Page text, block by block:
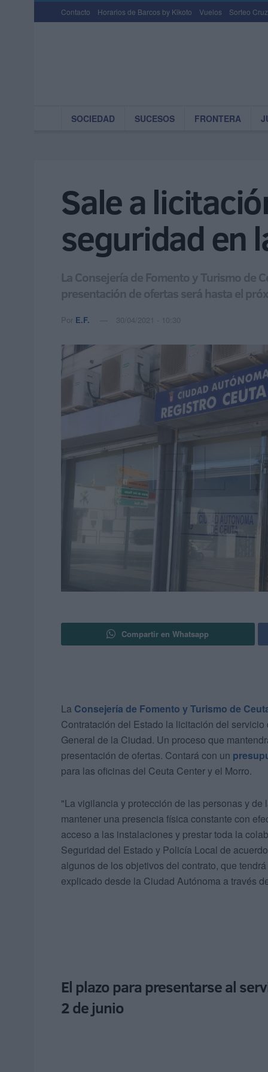
Contacto Horarios de Barcos by Kikoto Vuelos Sorteo
SOCIEDAD SUCESOS FRONTERA
Sale a
seguridad en
La Consejería de Fomento y Turismo de
presentación de ofertas será hasta el
Por E.F. 30/04/2021 - 10:30
Compartir en Whatsapp
La Consejería de Fomento y Turismo de
Contratación del Estado la licitación del
General de la Ciudad. Un proceso que
presentación de ofertas. Contará con un
para las oficinas del Ceuta Center y el Morro.
"La vigilancia y protección de las personas y
mantener una presencia física constante con
acceso a las instalaciones y prestar toda la
Seguridad del Estado y Policía Local de
algunos de los objetivos del contrato, que
explicado desde la Ciudad Autónoma a través
El plazo para presentarse al
2 de junio